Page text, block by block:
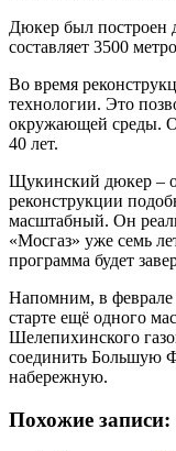
Дюкер был построен
составляет 3500
Во время
технологии. Это
окружающей среды.
40 лет.
Щукинский дюкер –
реконструкции
масштабный. Он
«Мосгаз» уже семь
программа будет
Напомним, в феврале
старте ещё одного
Шелепихинского
соединить Большую
набережную.
Похожие записи: